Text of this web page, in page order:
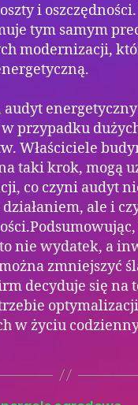
i
tym samym
modernizacji,
audyt
przypadku
Właściciele
taki krok, mogą
co czyni audyt
ale i
nie wydatek, a
zmniejszyć
decyduje się na
w życiu